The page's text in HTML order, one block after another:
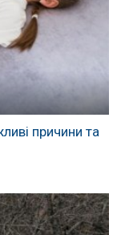
причини та